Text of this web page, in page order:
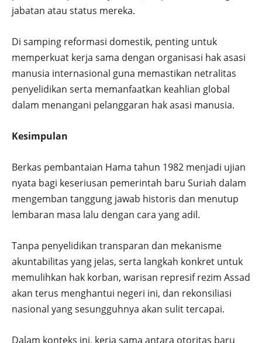
jabatan atau status mereka.
Di samping reformasi domestik, penting untuk
memperkuat kerja sama dengan organisasi hak asasi
manusia internasional guna memastikan netralitas
penyelidikan serta memanfaatkan keahlian global
dalam menangani pelanggaran hak asasi manusia.
Kesimpulan
Berkas pembantaian Hama tahun 1982 menjadi ujian
nyata bagi keseriusan pemerintah baru Suriah dalam
mengemban tanggung jawab historis dan menutup
lembaran masa lalu dengan cara yang adil.
Tanpa penyelidikan transparan dan mekanisme
akuntabilitas yang jelas, serta langkah konkret untuk
memulihkan hak korban, warisan represif rezim Assad
akan terus menghantui negeri ini, dan rekonsiliasi
nasional yang sesungguhnya akan sulit tercapai.
Dalam konteks ini, kerja sama antara otoritas baru